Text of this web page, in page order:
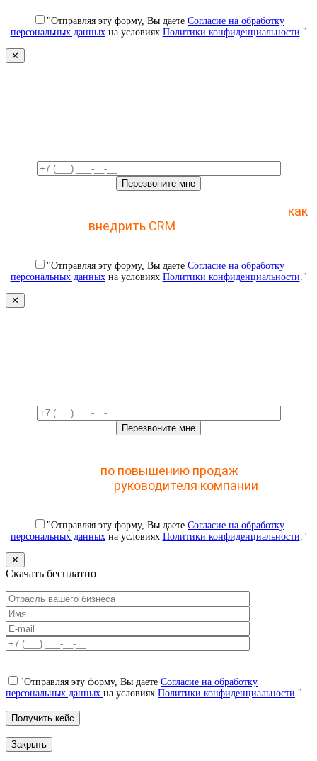
"Отправляя эту форму, Вы даете Согласие на обработку
персональных данныхна условиях Политики конфиденциальности ."
✕
как
внедрить CRM
"Отправляя эту форму, Вы даете Согласие на обработку
персональных данныхна условиях Политики конфиденциальности ."
✕
по повышению продаж
руководителя компании
"Отправляя эту форму, Вы даете Согласие на обработку
персональных данныхна условиях Политики конфиденциальности ."
✕
Скачать бесплатно
"Отправляя эту форму, Вы даете Согласие на обработку
персональных данных на условиях Политики конфиденциальности ."
Закрыть